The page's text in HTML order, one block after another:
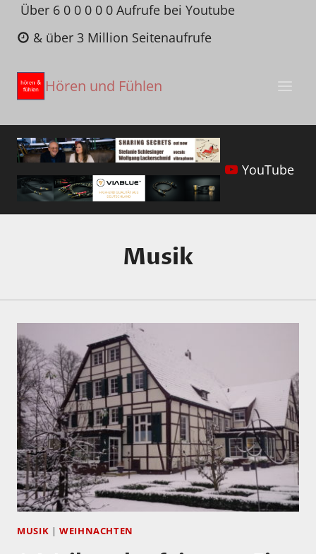
Zum
Inhalt
springen
Über 6 0 0 0 0 0 Aufrufe bei Youtube
& über 3 Million Seitenaufrufe
Hören und Fühlen
YouTube
Musik
MUSIK |WEIHNACHTEN